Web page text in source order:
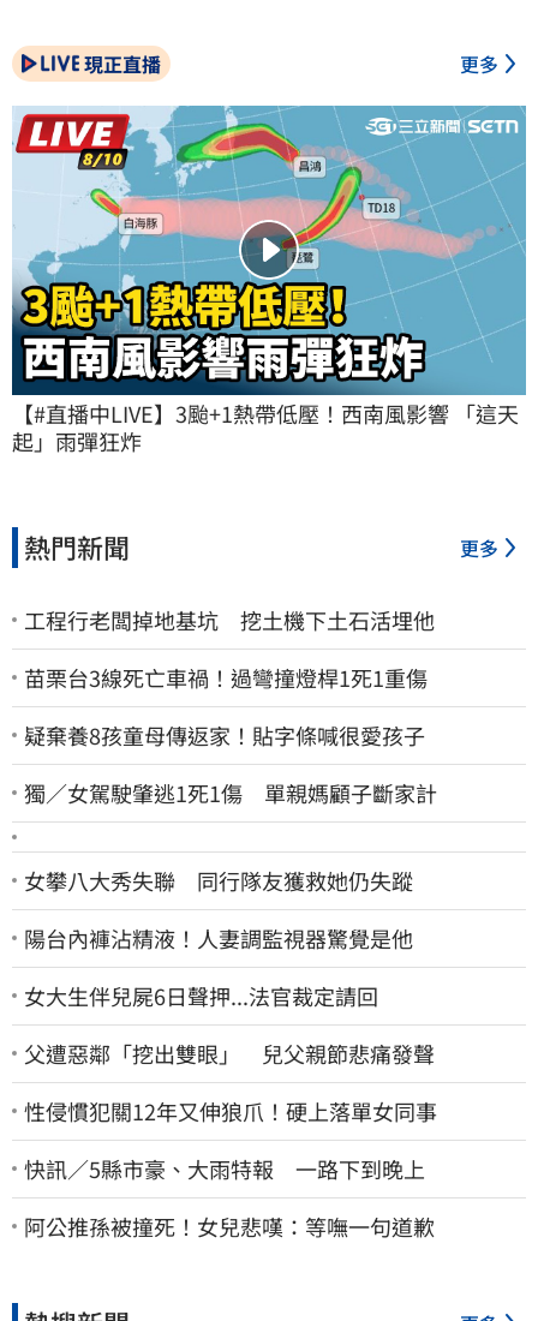
現正直播 更多
【#直播中LIVE】3颱+1熱帶低壓！西南風影響 「這天
起」雨彈狂炸
熱門新聞 更多
工程行老闆掉地基坑 挖土機下土石活埋他
苗栗台3線死亡車禍！過彎撞燈桿1死1重傷
疑棄養8孩童母傳返家！貼字條喊很愛孩子
獨／女駕駛肇逃1死1傷 單親媽顧子斷家計
女攀八大秀失聯 同行隊友獲救她仍失蹤
陽台內褲沾精液！人妻調監視器驚覺是他
女大生伴兒屍6日聲押...法官裁定請回
父遭惡鄰「挖出雙眼」 兒父親節悲痛發聲
性侵慣犯關12年又伸狼爪！硬上落單女同事
快訊／5縣市豪、大雨特報 一路下到晚上
阿公推孫被撞死！女兒悲嘆：等嘸一句道歉